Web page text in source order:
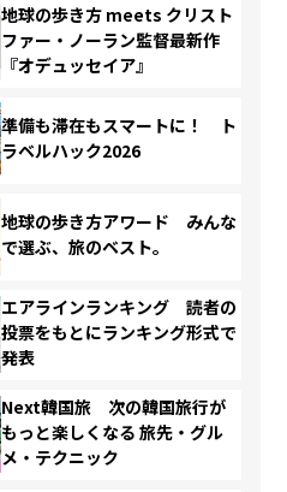
地球の歩き方 meets クリスト
ファー・ノーラン監督最新作
『オデュッセイア』
準備も滞在もスマートに！ ト
ラベルハック2026
地球の歩き方アワード みんな
で選ぶ、旅のベスト。
エアラインランキング 読者の
投票をもとにランキング形式で
発表
Next韓国旅 次の韓国旅行が
もっと楽しくなる 旅先・グル
メ・テクニック